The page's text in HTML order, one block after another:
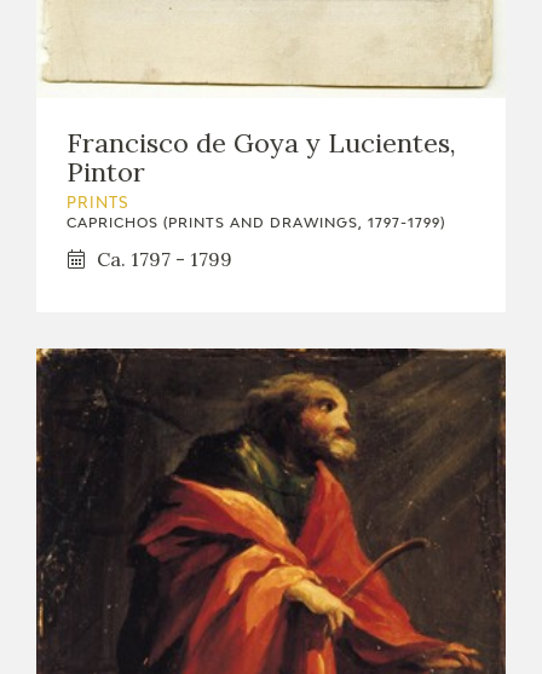
Francisco de Goya y Lucientes,
Pintor
PRINTS
CAPRICHOS (PRINTS AND DRAWINGS, 1797-1799)
Ca. 1797 - 1799